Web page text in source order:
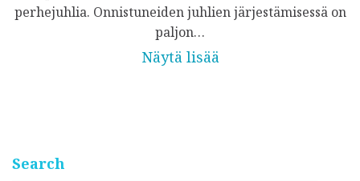
perhejuhlia. Onnistuneiden juhlien järjestämisessä on
paljon…
Näytä lisää
Search